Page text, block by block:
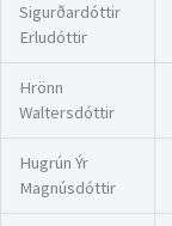
Sigurðardóttir
Erludóttir
Hrönn
Waltersdóttir
Hugrún Ýr
Magnúsdóttir